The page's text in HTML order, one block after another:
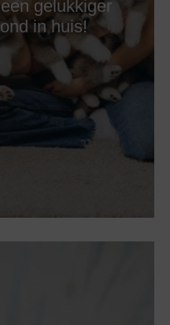
gelukkiger
in huis!